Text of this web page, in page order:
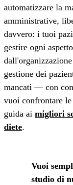
automatizzare la
amministrative,
davvero: i tuoi
gestire ogni
gestione dei
mancati — con
vuoi confrontare
guida ai migliori
diete.
Vuoi
studio di